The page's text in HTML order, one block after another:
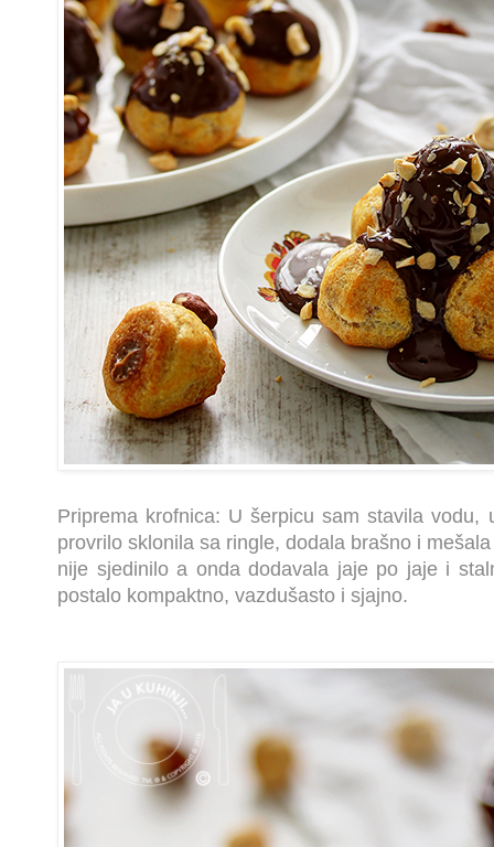
Priprema krofnica: U šerpicu sam stavila
provrilo sklonila sa ringle, dodala brašno i
nije sjedinilo a onda dodavala jaje po jaje i
postalo kompaktno, vazdušasto i sjajno.